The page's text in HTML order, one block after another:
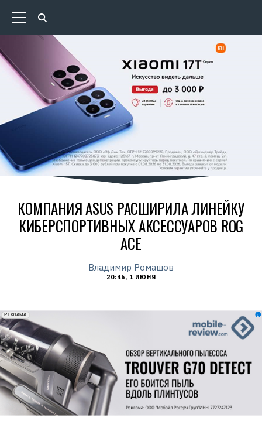
КОМПАНИЯ ASUS РАСШИРИЛА ЛИНЕЙКУ
КИБЕРСПОРТИВНЫХ АКСЕССУАРОВ ROG
ACE
Владимир Ромашов
20:46, 1 ИЮНЯ
erid: 2VfnxxmNzs5
РЕКЛАМА